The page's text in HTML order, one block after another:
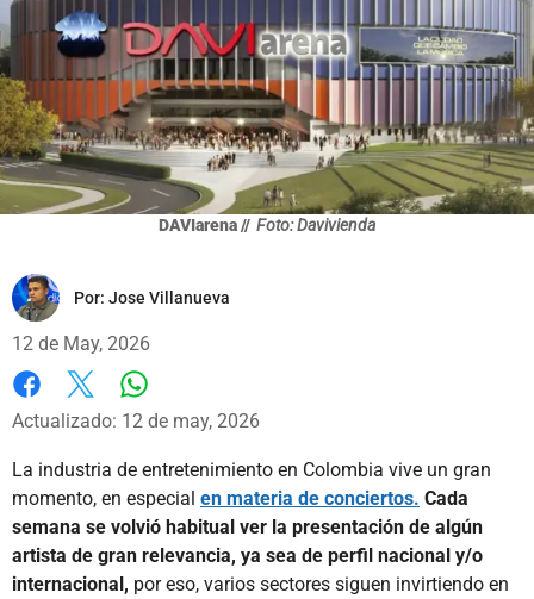
DAVIarena // Foto: Davivienda
Por: Jose Villanueva
12 de May, 2026
Facebook
X
Actualizado: 12 de may, 2026
La industria de entretenimiento en Colombia vive un gran
momento, en especial en materia de conciertos. Cada
semana se volvió habitual ver la presentación de algún
artista de gran relevancia, ya sea de perfil nacional y/o
internacional, por eso, varios sectores siguen invirtiendo en